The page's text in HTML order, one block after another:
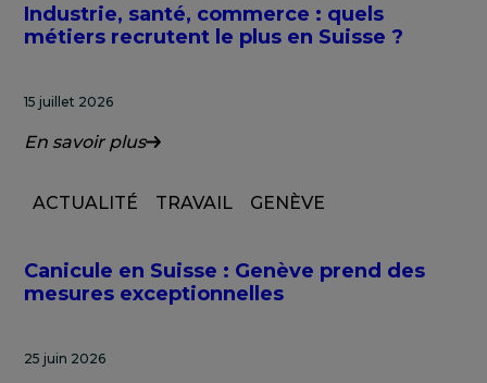
Industrie, santé, commerce : quels
métiers recrutent le plus en Suisse ?
15 juillet 2026
En savoir plus
ACTUALITÉ TRAVAIL GENÈVE
Canicule en Suisse : Genève prend des
mesures exceptionnelles
25 juin 2026